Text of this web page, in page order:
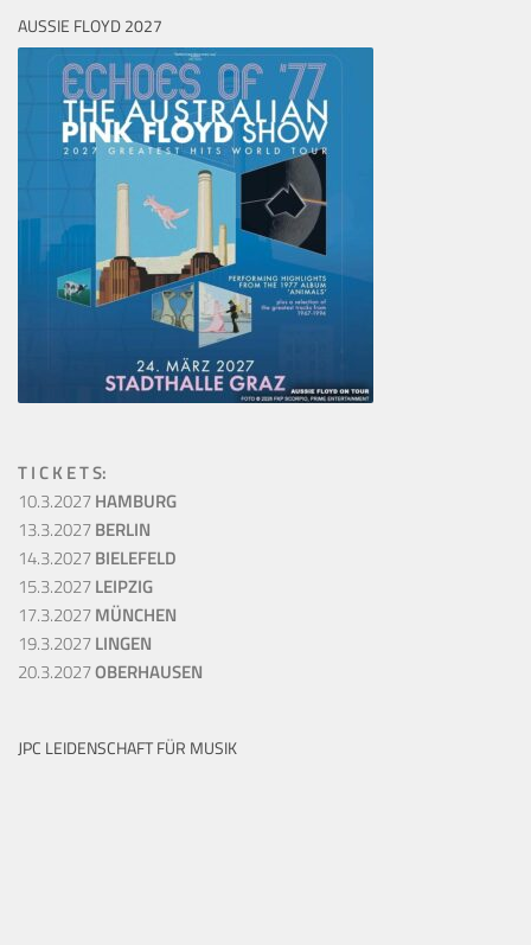
AUSSIE FLOYD 2027
T I C K E T S:
10.3.2027HAMBURG
13.3.2027BERLIN
14.3.2027BIELEFELD
15.3.2027LEIPZIG
17.3.2027MÜNCHEN
19.3.2027LINGEN
20.3.2027OBERHAUSEN
JPC LEIDENSCHAFT FÜR MUSIK